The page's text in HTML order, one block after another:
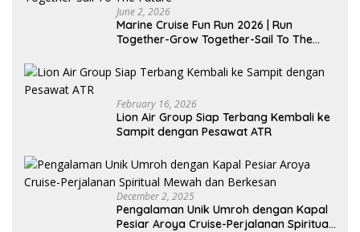
June 2, 2026
Marine Cruise Fun Run 2026 | Run
Together-Grow Together-Sail To The
February 16, 2026
Lion Air Group Siap Terbang Kembali ke
Sampit dengan Pesawat ATR
December 2, 2025
Pengalaman Unik Umroh dengan Kapal
Pesiar Aroya Cruise-Perjalanan Spiritual